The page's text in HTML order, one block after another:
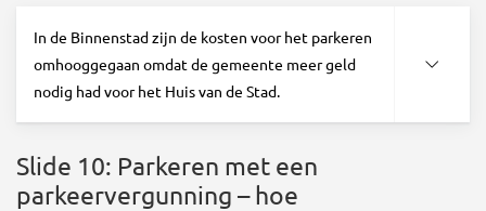
In de Binnenstad zijn de kosten voor het parkeren
omhooggegaan omdat de gemeente meer geld
nodig had voor het Huis van de Stad.
Slide 10: Parkeren met een
parkeervergunning – hoe